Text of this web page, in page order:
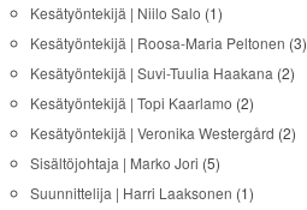
Kesätyöntekijä | Niilo Salo (1)
Kesätyöntekijä | Roosa-Maria Peltonen (3)
Kesätyöntekijä | Suvi-Tuulia Haakana (2)
Kesätyöntekijä | Topi Kaarlamo (2)
Kesätyöntekijä | Veronika Westergård (2)
Sisältöjohtaja | Marko Jori (5)
Suunnittelija | Harri Laaksonen (1)